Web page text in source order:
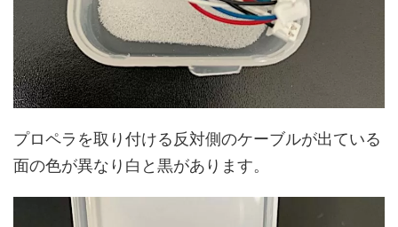
プロペラを取り付ける反対側のケーブルが出ている
面の色が異なり白と黒があります。